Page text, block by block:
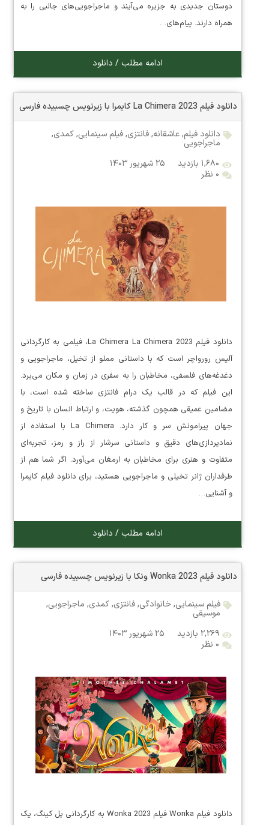
دوستان جدیدی به جزیره می‌آیند و ماجراجویی‌های جالبی را به
همراه دارند. پیام‌های…
ادامه مطلب / دانلود
دانلود فیلم La Chimera 2023 کایمرا با زیرنویس چسبیده فارسی
دانلود فیلم,عاشقانه,فانتزی,فیلم سینمایی,کمدی,
ماجراجویی
۱,۶۸۰ بازدید
۲۵ شهریور ۱۴۰۳
۰ نظر
دانلود فیلم La Chimera La Chimera 2023، فیلمی به کارگردانی
آلیس رورواچر است که با داستانی مملو از تخیل، ماجراجویی و
دغدغه‌های فلسفی، مخاطبان را به سفری در زمان و مکان می‌برد.
این فیلم که در قالب یک درام فانتزی ساخته شده است، با
مضامین عمیقی همچون گذشته، هویت، و ارتباط انسان با تاریخ و
جهان پیرامونش سر و کار دارد. La Chimera با استفاده از
نمادپردازی‌های دقیق و داستانی سرشار از راز و رمز، تجربه‌ای
متفاوت و هنری برای مخاطبان به ارمغان می‌آورد. اگر شما هم از
طرفداران ژانر تخیلی و ماجراجویی هستید، برای دانلود فیلم کایمرا
و آشنایی…
ادامه مطلب / دانلود
دانلود فیلم Wonka 2023 ونکا با زیرنویس چسبیده فارسی
فیلم سینمایی,خانوادگی,فانتزی,کمدی, ماجراجویی,
موسیقی
۲,۲۶۹ بازدید
۲۵ شهریور ۱۴۰۳
۰ نظر
دانلود فیلم Wonka فیلم Wonka 2023 به کارگردانی پل کینگ، یک